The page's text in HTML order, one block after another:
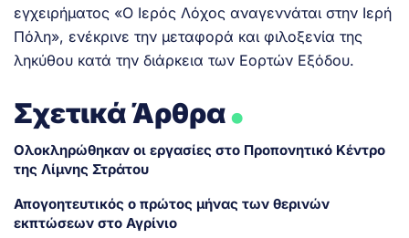
εγχειρήματος «Ο Ιερός Λόχος αναγεννάται στην Ιερή
Πόλη», ενέκρινε την μεταφορά και φιλοξενία της
ληκύθου κατά την διάρκεια των Εορτών Εξόδου.
Σχετικά Άρθρα.
Ολοκληρώθηκαν οι εργασίες στο Προπονητικό Κέντρο
της Λίμνης Στράτου
Απογοητευτικός ο πρώτος μήνας των θερινών
εκπτώσεων στο Αγρίνιο